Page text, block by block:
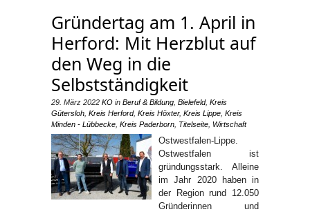
Gründertag am 1. April in
Herford: Mit Herzblut auf
den Weg in die
Selbstständigkeit
29. März 2022 KO in Beruf & Bildung Bielefeld, Kreis
Gütersloh Kreis Herford, Kreis Höxter, Kreis Lippe Kreis
Minden - Lübbecke Kreis Paderborn Titelseite Wirtschaft
Ostwestfalen-Lippe.
Ostwestfalen ist
gründungsstark. Alleine
im Jahr 2020 haben in
der Region rund 12.050
Gründerinnen und